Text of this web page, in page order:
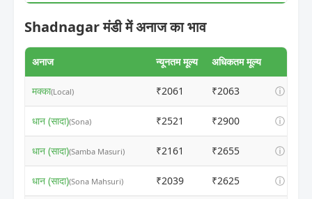
Shadnagar मंडी में अनाज का भाव
अनाज न्यूनतम मूल्य अधिकतम मूल्य
मक्का(Local) ₹2061 ₹2063 ⓘ
धान (सादा)(Sona) ₹2521 ₹2900 ⓘ
धान (सादा)(Samba Masuri) ₹2161 ₹2655 ⓘ
धान (सादा)(Sona Mahsuri) ₹2039 ₹2625 ⓘ